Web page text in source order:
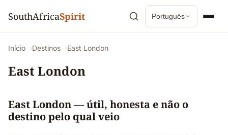
SouthAfricaSpirit Português
Início Destinos East London
East London
East London — útil, honesta e não o
destino pelo qual veio